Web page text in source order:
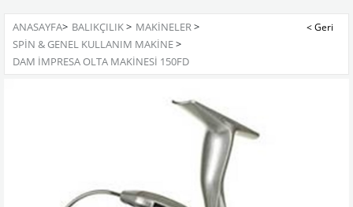
ANASAYFA> BALIKÇILIK> MAKINELER>
SPIN & GENEL KULLANIM MAKINE>
DAM İMPRESA OLTA MAKINESI 150FD